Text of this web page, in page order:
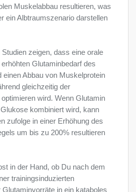
Muskelabbau resultieren, was
ein Albtraumszenario darstellen
zeigen, dass eine orale
Glutaminbedarf des
einen Abbau von Muskelprotein
gleichzeitig der
wird. Wenn Glutamin
kombiniert wird, kann
zufolge in einer Erhöhung des
um bis zu 200% resultieren
in der Hand, ob Du nach dem
trainingsinduzierten
Glutaminvorräte in ein kataboles